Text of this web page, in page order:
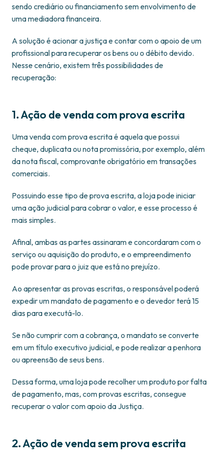
sendo crediário ou financiamento sem envolvimento de
uma mediadora financeira.
A solução é acionar a justiça e contar com o apoio de um
profissional para recuperar os bens ou o débito devido.
Nesse cenário, existem três possibilidades de
recuperação:
1. Ação de venda com prova escrita
Uma venda com prova escrita é aquela que possui
cheque, duplicata ou nota promissória, por exemplo, além
da nota fiscal, comprovante obrigatório em transações
comerciais.
Possuindo esse tipo de prova escrita, a loja pode iniciar
uma ação judicial para cobrar o valor, e esse processo é
mais simples.
Afinal, ambas as partes assinaram e concordaram com o
serviço ou aquisição do produto, e o empreendimento
pode provar para o juiz que está no prejuízo.
Ao apresentar as provas escritas, o responsável poderá
expedir um mandato de pagamento e o devedor terá 15
dias para executá-lo.
Se não cumprir com a cobrança, o mandato se converte
em um título executivo judicial, e pode realizar a penhora
ou apreensão de seus bens.
Dessa forma, uma loja pode recolher um produto por falta
de pagamento, mas, com provas escritas, consegue
recuperar o valor com apoio da Justiça.
2. Ação de venda sem prova escrita